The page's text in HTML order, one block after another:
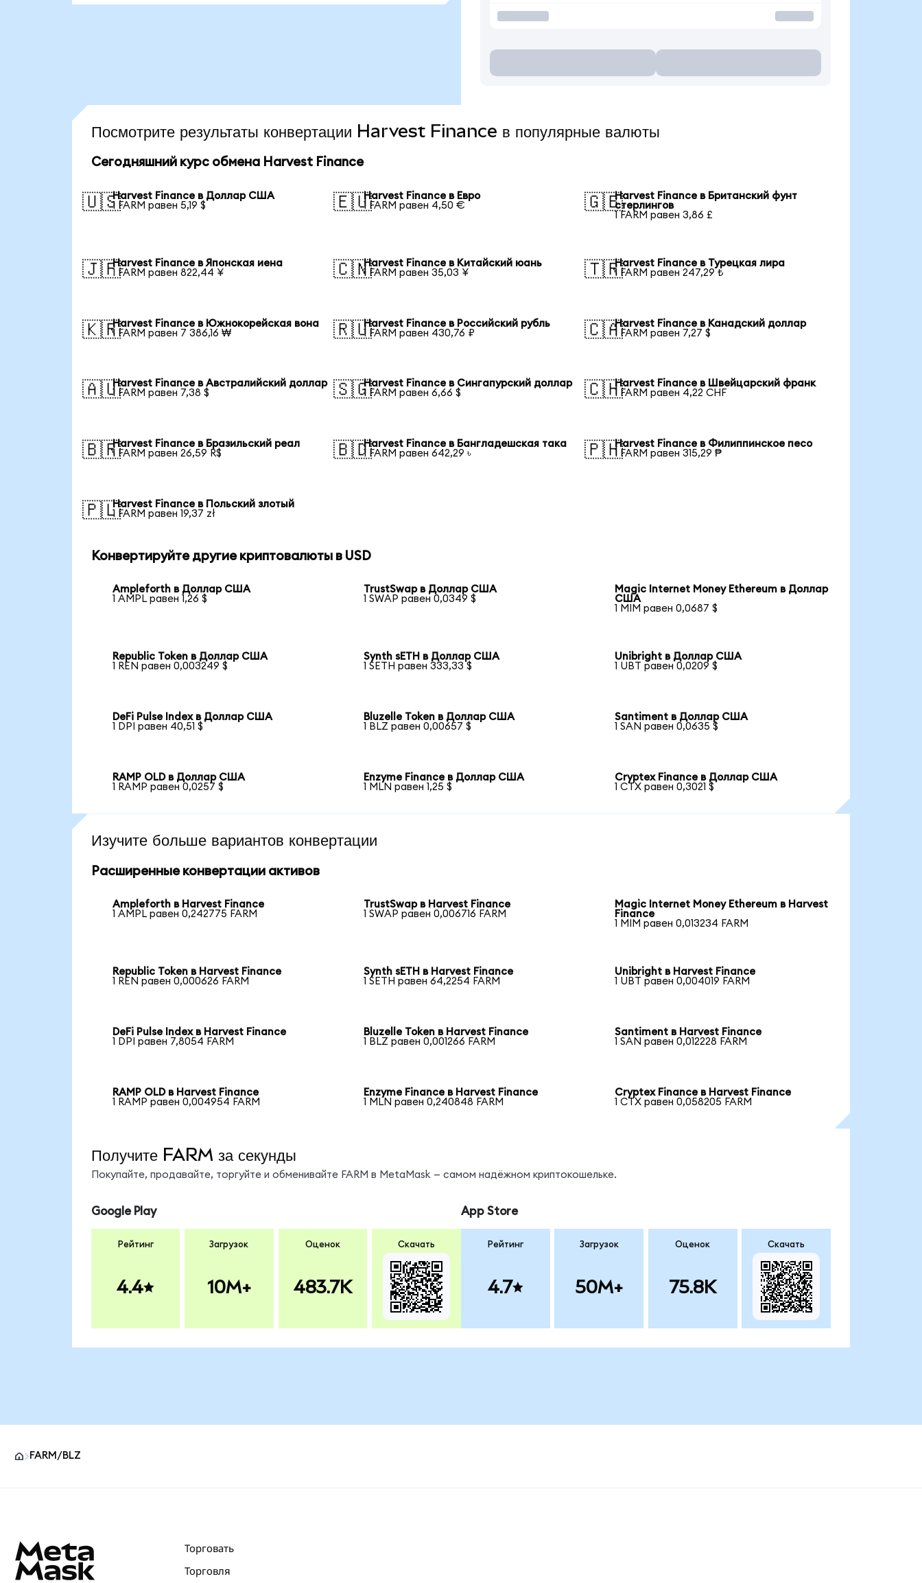
Посмотрите результаты конвертации Harvest Finance в популярные валюты
Сегодняшний курс обмена Harvest Finance
🇺🇸Harvest Finance в Доллар США
1 FARM равен 5,19 $
🇪🇺Harvest Finance в Евро
1 FARM равен 4,50 €
🇬🇧Harvest Finance в Британский фунт
стерлингов
1 FARM равен 3,86 £
🇯🇵Harvest Finance в Японская иена
1 FARM равен 822,44 ¥
🇨🇳Harvest Finance в Китайский юань
1 FARM равен 35,03 ¥
🇹🇷Harvest Finance в Турецкая лира
1 FARM равен 247,29 ₺
🇰🇷Harvest Finance в Южнокорейская вона
1 FARM равен 7 386,16 ₩
🇷🇺Harvest Finance в Российский рубль
1 FARM равен 430,76 ₽
🇨🇦Harvest Finance в Канадский доллар
1 FARM равен 7,27 $
🇦🇺Harvest Finance в Австралийский доллар
1 FARM равен 7,38 $
🇸🇬Harvest Finance в Сингапурский доллар
1 FARM равен 6,66 $
🇨🇭Harvest Finance в Швейцарский франк
1 FARM равен 4,22 CHF
🇧🇷Harvest Finance в Бразильский реал
1 FARM равен 26,59 R$
🇧🇩Harvest Finance в Бангладешская така
1 FARM равен 642,29 ৳
🇵🇭Harvest Finance в Филиппинское песо
1 FARM равен 315,29 ₱
🇵🇱Harvest Finance в Польский злотый
1 FARM равен 19,37 zł
Конвертируйте другие криптовалюты в USD
Ampleforth в Доллар США
1 AMPL равен 1,26 $
TrustSwap в Доллар США
1 SWAP равен 0,0349 $
Magic Internet Money Ethereum в Доллар
США
1 MIM равен 0,0687 $
Republic Token в Доллар США
1 REN равен 0,003249 $
Synth sETH в Доллар США
1 SETH равен 333,33 $
Unibright в Доллар США
1 UBT равен 0,0209 $
DeFi Pulse Index в Доллар США
1 DPI равен 40,51 $
Bluzelle Token в Доллар США
1 BLZ равен 0,00657 $
Santiment в Доллар США
1 SAN равен 0,0635 $
RAMP OLD в Доллар США
1 RAMP равен 0,0257 $
Enzyme Finance в Доллар США
1 MLN равен 1,25 $
Cryptex Finance в Доллар США
1 CTX равен 0,3021 $
Изучите больше вариантов конвертации
Расширенные конвертации активов
Ampleforth в Harvest Finance
1 AMPL равен 0,242775 FARM
TrustSwap в Harvest Finance
1 SWAP равен 0,006716 FARM
Magic Internet Money Ethereum в Harvest
Finance
1 MIM равен 0,013234 FARM
Republic Token в Harvest Finance
1 REN равен 0,000626 FARM
Synth sETH в Harvest Finance
1 SETH равен 64,2254 FARM
Unibright в Harvest Finance
1 UBT равен 0,004019 FARM
DeFi Pulse Index в Harvest Finance
1 DPI равен 7,8054 FARM
Bluzelle Token в Harvest Finance
1 BLZ равен 0,001266 FARM
Santiment в Harvest Finance
1 SAN равен 0,012228 FARM
RAMP OLD в Harvest Finance
1 RAMP равен 0,004954 FARM
Enzyme Finance в Harvest Finance
1 MLN равен 0,240848 FARM
Cryptex Finance в Harvest Finance
1 CTX равен 0,058205 FARM
Получите FARM за секунды
Покупайте, продавайте, торгуйте и обменивайте FARM в MetaMask — самом надёжном криптокошельке.
Google Play
Рейтинг
4.4
Загрузок
10M+
Оценок
483.7K
Скачать
App Store
Рейтинг
4.7
Загрузок
50M+
Оценок
75.8K
Скачать
FARM/BLZ
Торговать
Торговля